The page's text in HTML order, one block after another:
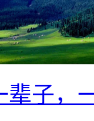
辈子，